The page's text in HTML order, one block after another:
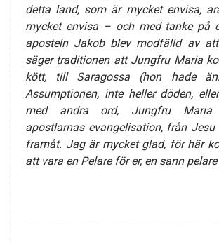
detta land, som är mycket envisa,
mycket envisa – och med tanke på
aposteln Jakob blev modfälld av
säger traditionen att Jungfru Maria
kött, till Saragossa (hon hade
Assumptionen, inte heller döden,
med andra ord, Jungfru
apostlarnas evangelisation, från
framåt. Jag är mycket glad, för här
att vara en Pelare för er, en sann